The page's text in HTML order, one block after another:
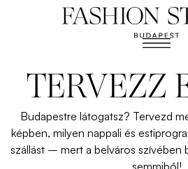
TERVEZZ
Budapestre látogatsz? Tervezd
képben, milyen nappali és esti
szállást– merta belváros szívében